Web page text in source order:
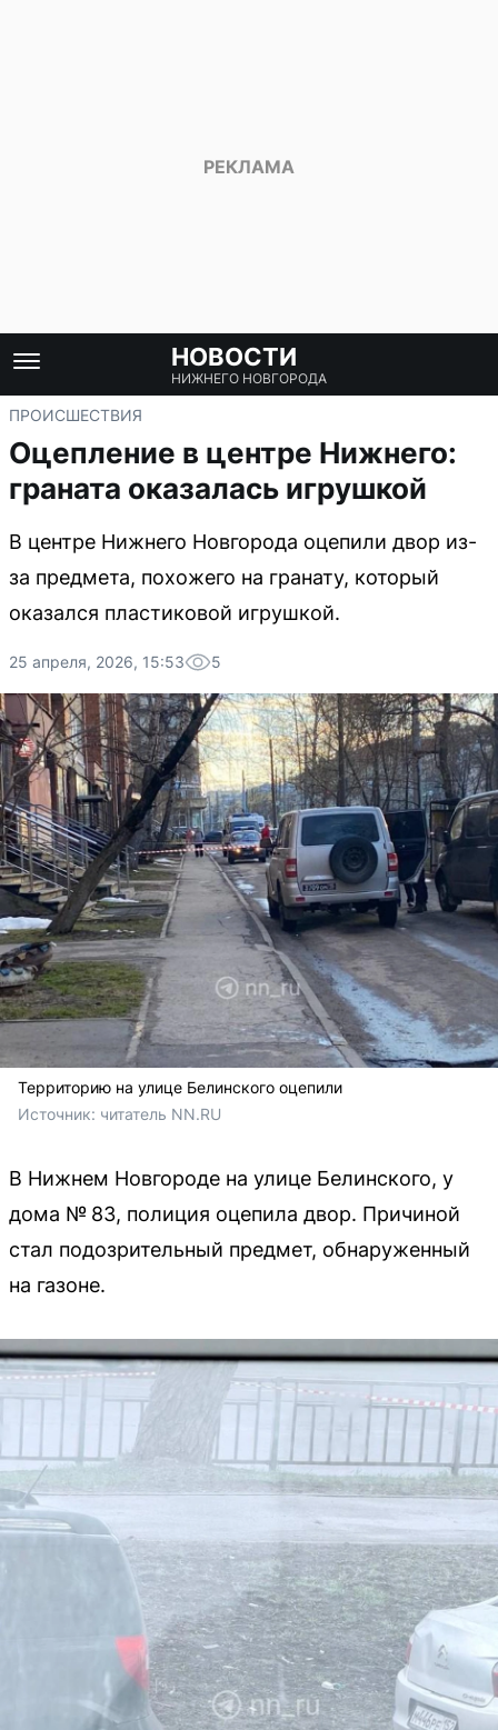
НОВОСТИ
НИЖНЕГО НОВГОРОДА
ПРОИСШЕСТВИЯ
Оцепление в центре Нижнего:
граната оказалась игрушкой
В центре Нижнего Новгорода оцепили двор из-
за предмета, похожего на гранату, который
оказался пластиковой игрушкой.
25 апреля, 2026, 15:53 5
Территорию на улице Белинского оцепили
Источник: читатель NN.RU
В Нижнем Новгороде на улице Белинского, у
дома № 83, полиция оцепила двор. Причиной
стал подозрительный предмет, обнаруженный
на газоне.